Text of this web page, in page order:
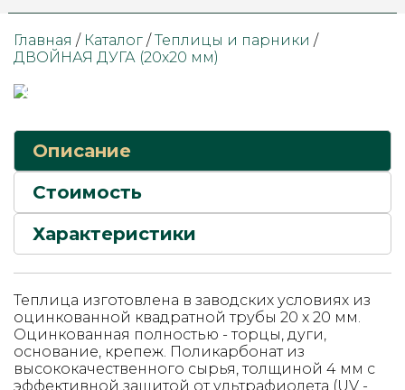
Главная / Каталог /Теплицы и парники /
ДВОЙНАЯ ДУГА (20х20 мм)
Описание
Стоимость
Характеристики
Теплица изготовлена в заводских условиях из
оцинкованной квадратной трубы 20 х 20 мм.
Оцинкованная полностью - торцы, дуги,
основание, крепеж. Поликарбонат из
высококачественного сырья, толщиной 4 мм с
эффективной защитой от ультрафиолета (UV -